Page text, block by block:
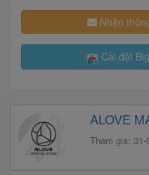
Nhận
Cài đặt
ALOVE
Tham gia: 31-